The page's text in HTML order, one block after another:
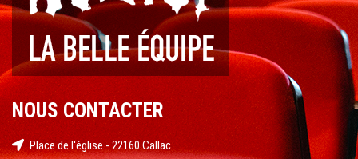
NOUS CONTACTER
Place de l'église - 22160 Callac